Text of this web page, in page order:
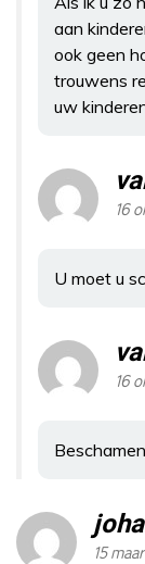
aan
ook geen
trouwens
uw
16
U moet u
16
15